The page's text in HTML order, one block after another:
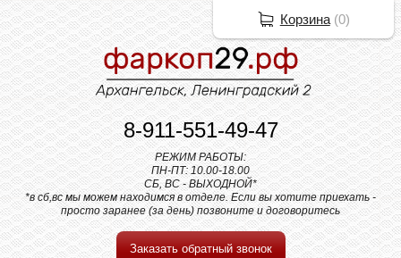
8-911-551-49-47
РЕЖИМ РАБОТЫ:
ПН-ПТ: 10.00-18.00
СБ, ВС - ВЫХОДНОЙ*
*в сб,вс мы можем находимся в отделе. Если вы хотите приехать -
просто заранее (за день) позвоните и договоритесь
Заказать обратный звонок
Корзина(0)